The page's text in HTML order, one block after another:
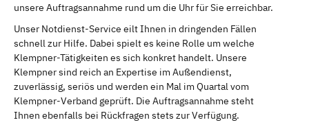
unsere Auftragsannahme rund um die Uhr für Sie erreichbar.
Unser Notdienst-Service eilt Ihnen in dringenden Fällen
schnell zur Hilfe. Dabei spielt es keine Rolle um welche
Klempner-Tätigkeiten es sich konkret handelt. Unsere
Klempner sind reich an Expertise im Außendienst,
zuverlässig, seriös und werden ein Mal im Quartal vom
Klempner-Verband geprüft. Die Auftragsannahme steht
Ihnen ebenfalls bei Rückfragen stets zur Verfügung.